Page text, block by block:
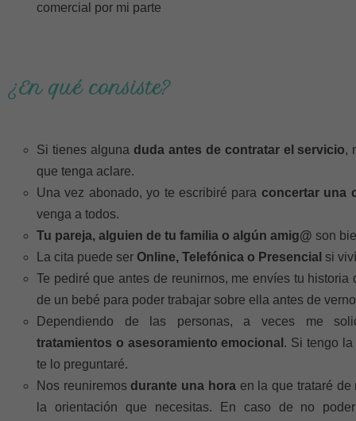
comercial por mi parte
¿En qué consiste?
Si tienes alguna duda antes de contratar el servicio,
que tenga aclare.
Una vez abonado, yo te escribiré para concertar una
venga a todos.
Tu pareja, alguien de tu familia o algún amig@ son
La cita puede ser Online, Telefónica o Presencial si
Te pediré que antes de reunirnos, me envíes tu
de un bebé para poder trabajar sobre ella antes de
Dependiendo de las personas, a veces me
tratamientos o asesoramiento emocional . Si tengo
te lo preguntaré.
Nos reuniremosdurante una horaen la que trataré de
la orientación que necesitas. En caso de no